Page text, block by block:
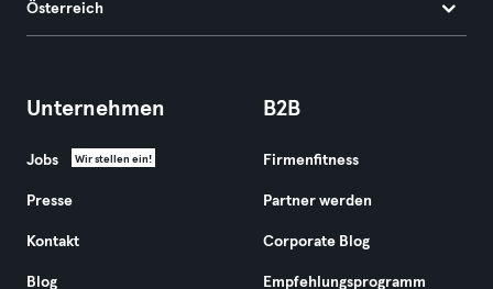
Österreich
Unternehmen
Jobs Wir stellen ein!
Presse
Kontakt
Blog
B2B
Firmenfitness
Partner werden
Corporate Blog
Empfehlungsprogramm